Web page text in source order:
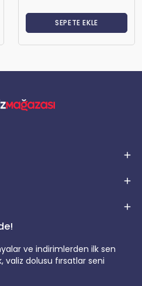
SEPETE EKLE
ve indirimlerden ilk sen
valiz dolusu fırsatlar seni